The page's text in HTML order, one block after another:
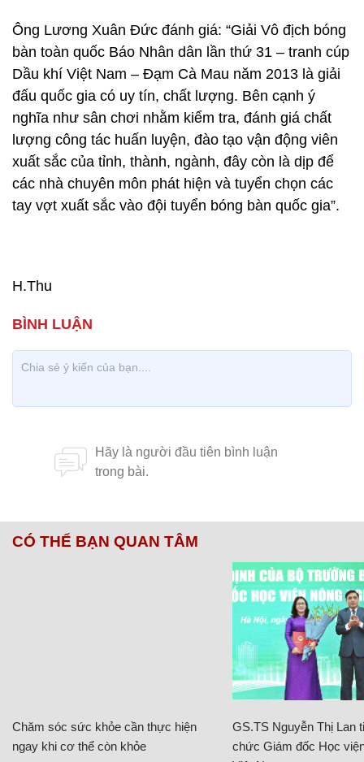
Ông Lương Xuân Đức đánh giá: “Giải Vô địch bóng
bàn toàn quốc Báo Nhân dân lần thứ 31 – tranh cúp
Dầu khí Việt Nam – Đạm Cà Mau năm 2013 là giải
đấu quốc gia có uy tín, chất lượng. Bên cạnh ý
nghĩa như sân chơi nhằm kiểm tra, đánh giá chất
lượng công tác huấn luyện, đào tạo vận động viên
xuất sắc của tỉnh, thành, ngành, đây còn là dịp để
các nhà chuyên môn phát hiện và tuyển chọn các
tay vợt xuất sắc vào đội tuyển bóng bàn quốc gia”.
H.Thu
CÓ THỂ BẠN QUAN TÂM
Chăm sóc sức khỏe cần thực hiện
ngay khi cơ thể còn khỏe
GS.TS Nguyễn Thị Lan
chức Giám đốc Học